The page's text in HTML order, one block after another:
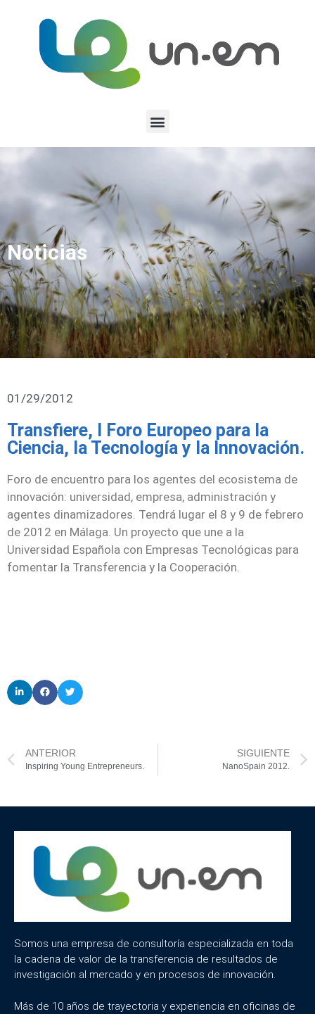
Noticias
01/29/2012
Transfiere, I Foro Europeo para la
Ciencia, la Tecnología y la Innovación.
Foro de encuentro para los agentes del ecosistema de
innovación: universidad, empresa, administración y
agentes dinamizadores. Tendrá lugar el 8 y 9 de febrero
de 2012 en Málaga. Un proyecto que une a la
Universidad Española con Empresas Tecnológicas para
fomentar la Transferencia y la Cooperación.
ANTERIOR
Inspiring Young Entrepreneurs.
SIGUIENTE
NanoSpain 2012.
Somos una empresa de consultoría especializada en toda
la cadena de valor de la transferencia de resultados de
investigación al mercado y en procesos de innovación.
Más de 10 años de trayectoria y experiencia en oficinas de